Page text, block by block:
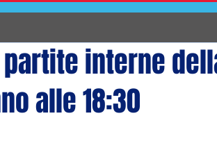
partite interne
alle 18:30